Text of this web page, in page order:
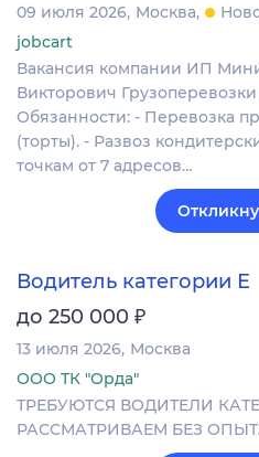
09 июля 2026 Москва
jobcart
Вакансия компании ИП
Викторович
Обязанности: - Перевозка
(торты). - Развоз
точкам от 7 адресов…
Водитель категории Е
до 250 000 ₽
13 июля 2026 Москва
ООО ТК "Орда"
ТРЕБУЮТСЯ ВОДИТЕЛИ
РАССМАТРИВАЕМ БЕЗ